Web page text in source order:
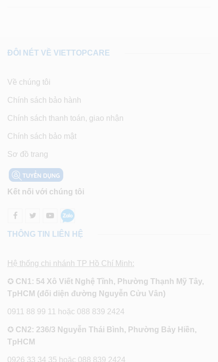
ĐÔI NÉT VỀ VIETTOPCARE
Về chúng tôi
Chính sách bảo hành
Chính sách thanh toán, giao nhận
Chính sách bảo mật
Sơ đồ trang
Kết nối với chúng tôi
THÔNG TIN LIÊN HỆ
Hệ thống chi nhánh TP Hồ Chí Minh:
✪ CN1: 54 Xô Viết Nghệ Tĩnh, Phường Thạnh Mỹ Tây,
TpHCM (đối diện đường Nguyễn Cửu Vân)
0911 88 99 11 hoặc 088 839 2424
✪ CN2: 236/3 Nguyễn Thái Bình, Phường Bảy Hiền,
TpHCM
0926 33 34 35 hoặc 088 839 2424